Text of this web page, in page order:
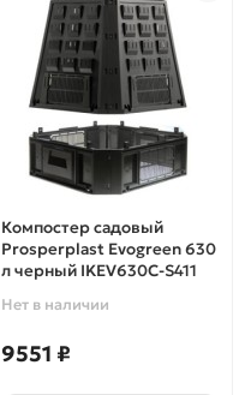
Компостер садовый
Prosperplast Evogreen 630
л черный IKEV630C-S411
Нет в наличии
9551 ₽